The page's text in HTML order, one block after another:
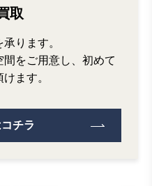
取
ります。
をご用意し、初めて
ます。
チラ